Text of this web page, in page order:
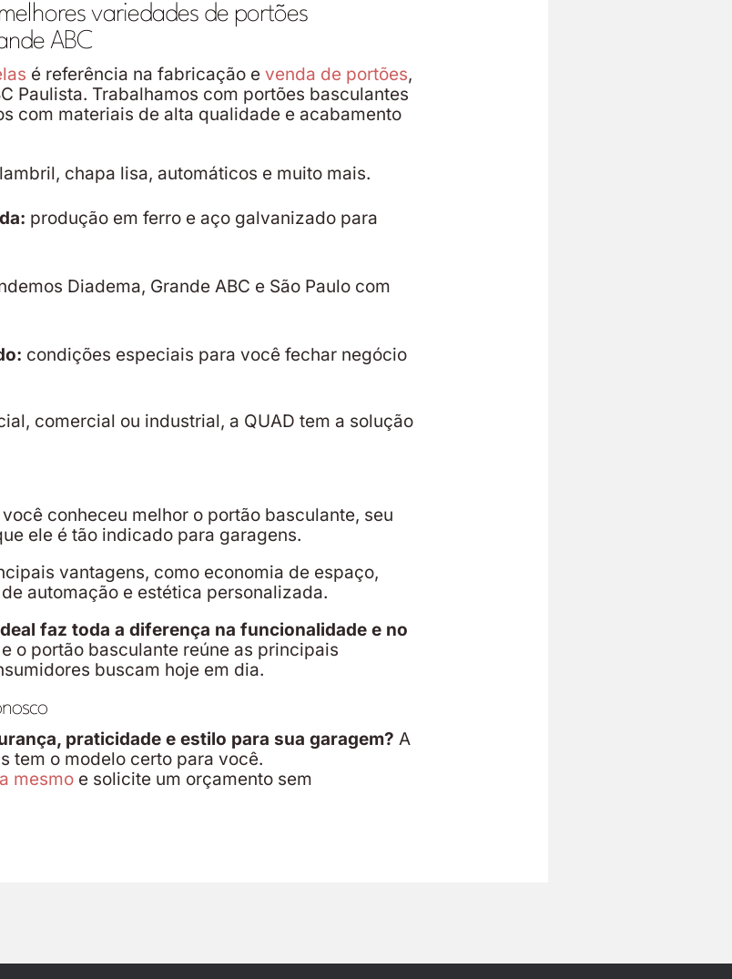
variedades de portões
ABC
é referência na fabricação e venda de portões,
Paulista. Trabalhamos com portões basculantes
com materiais de alta qualidade e acabamento
lambril, chapa lisa, automáticos e muito mais.
produção em ferro e aço galvanizado para
Diadema, Grande ABC e São Paulo com
condições especiais para você fechar negócio
comercial ou industrial, a QUAD tem a solução
conheceu melhor o portão basculante, seu
ele é tão indicado para garagens.
vantagens, como economia de espaço,
automação e estética personalizada.
faz toda a diferença na funcionalidade e no
e o portão basculante reúne as principais
buscam hoje em dia.
praticidade e estilo para sua garagem? A
tem o modelo certo para você.
mesmoe solicite um orçamento sem